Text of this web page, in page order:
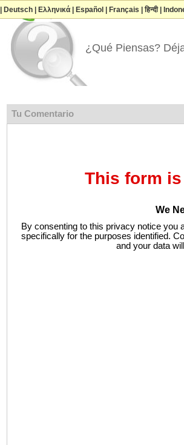
Contactar ConReady-Market Online
¿Qué Piensas?
Tu Comentario
Deutsch| Ελληνικά| Español Français हिन्दी|